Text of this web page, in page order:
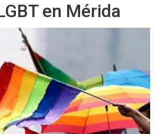
en Mérida